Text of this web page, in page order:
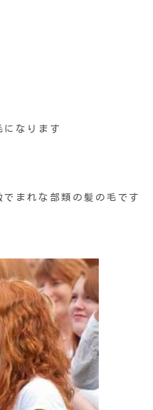
になります
まれな部類の髪の毛です